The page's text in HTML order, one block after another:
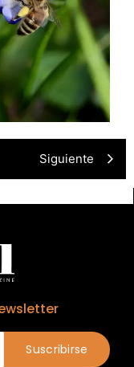
Siguiente
Suscribirse